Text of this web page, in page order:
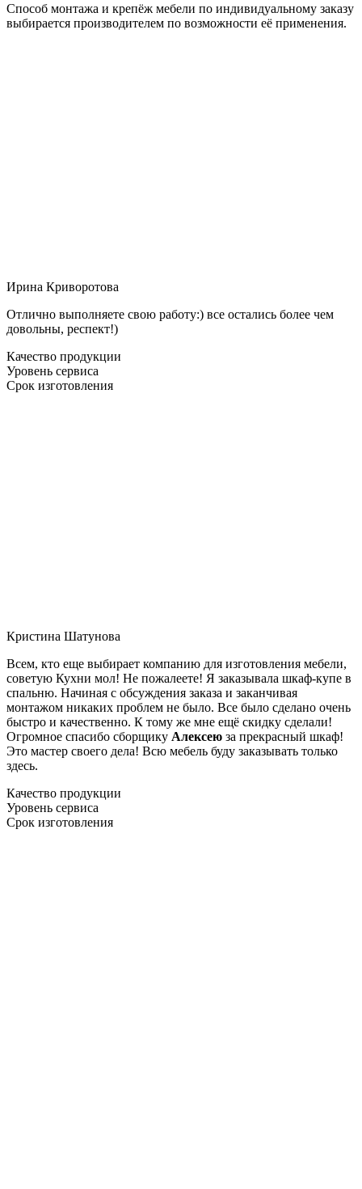
Способ монтажа и крепёж мебели по индивидуальному заказу
выбирается производителем по возможности её применения.
Ирина Криворотова
Отлично выполняете свою работу:) все остались более чем
довольны, респект!)
Качество продукции
Уровень сервиса
Срок изготовления
Кристина Шатунова
Всем, кто еще выбирает компанию для изготовления мебели,
советую Кухни мол! Не пожалеете! Я заказывала шкаф-купе в
спальню. Начиная с обсуждения заказа и заканчивая
монтажом никаких проблем не было. Все было сделано очень
быстро и качественно. К тому же мне ещё скидку сделали!
Огромное спасибо сборщику Алексею за прекрасный шкаф!
Это мастер своего дела! Всю мебель буду заказывать только
здесь.
Качество продукции
Уровень сервиса
Срок изготовления